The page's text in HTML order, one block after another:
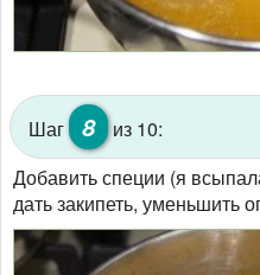
Шаг 8
из 10:
Добавить специи (я
дать закипеть, уменьшить